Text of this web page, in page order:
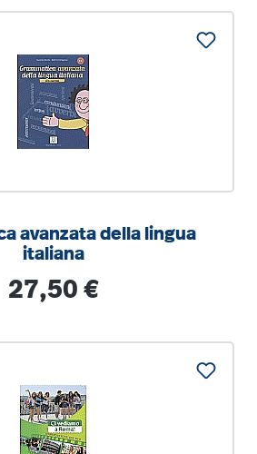
avanzata della lingua
italiana
Regulärer Preis:
27,50 €